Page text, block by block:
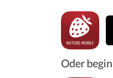
Oder